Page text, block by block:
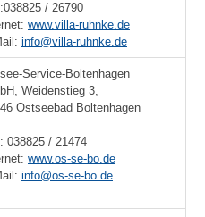
/ 26790
www.villa-ruhnke.de
info@villa-ruhnke.de
Service-Boltenhagen
Weidenstieg 3,
Ostseebad Boltenhagen
038825 / 21474
www.os-se-bo.de
info@os-se-bo.de